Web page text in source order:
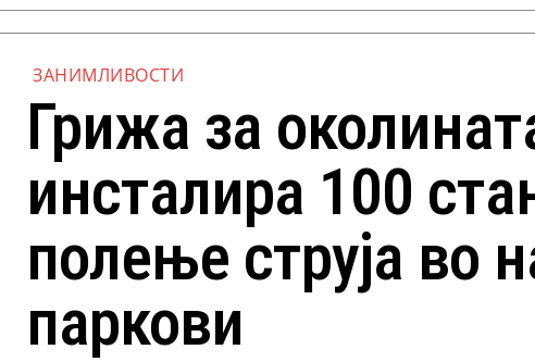
ЗАНИМЛИВОСТИ
Грижа за
инсталира 100
полење струја во
паркови